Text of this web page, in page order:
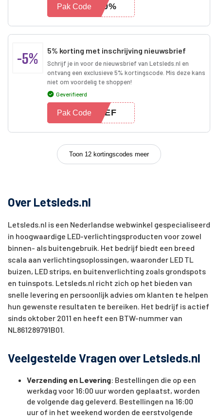
T10%
Pak Code
-5% 5% korting met inschrijving nieuwsbrief
Schrijf je in voor de nieuwsbrief van Letsleds.nl en
ontvang een exclusieve 5% kortingscode. Mis deze kans
niet om voordelig te shoppen!
Geverifieerd
RIEF
Pak Code
Toon 12 kortingscodes meer
Over Letsleds.nl
Letsleds.nl is een Nederlandse webwinkel gespecialiseerd
in hoogwaardige LED-verlichtingsproducten voor zowel
binnen- als buitengebruik. Het bedrijf biedt een breed
scala aan verlichtingsoplossingen, waaronder LED TL
buizen, LED strips, en buitenverlichting zoals grondspots
en tuinspots. Letsleds.nl richt zich op het bieden van
snelle levering en persoonlijk advies om klanten te helpen
hun gewenste resultaten te bereiken. Het bedrijf is actief
sinds oktober 2011 en heeft een BTW-nummer van
NL861289791B01.
Veelgestelde Vragen over Letsleds.nl
Verzending en Levering: Bestellingen die op een
werkdag voor 16:00 uur worden geplaatst, worden
de volgende dag geleverd. Bestellingen na 16:00
uur of in het weekend worden de eerstvolgende